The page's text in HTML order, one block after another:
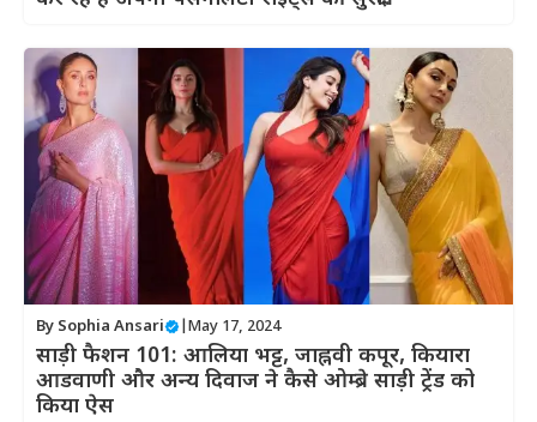
By Sophia Ansari May 17, 2024
साड़ी फैशन 101: आलिया भट्ट, जाह्नवी कपूर, कियारा
आडवाणी और अन्य दिवाज ने कैसे ओम्ब्रे साड़ी ट्रेंड को
किया ऐस